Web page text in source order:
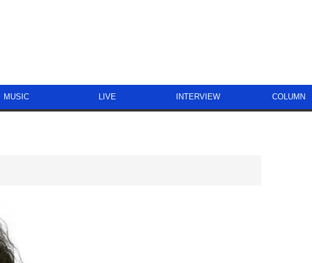
MUSIC LIVE INTERVIEW COLUMN